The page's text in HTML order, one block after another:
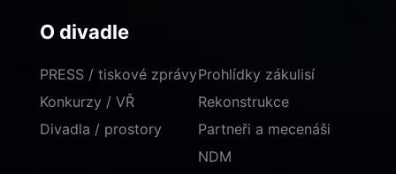
O divadle
PRESS / tiskové zprávy
Konkurzy / VŘ
Divadla / prostory
Prohlídky zákulisí
Rekonstrukce
Partneři a mecenáši
NDM